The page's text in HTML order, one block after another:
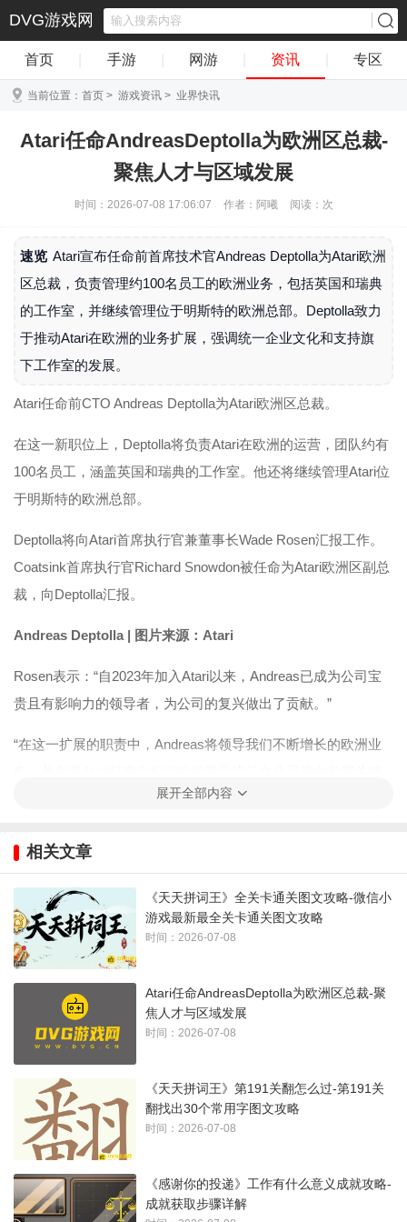
DVG游戏网
首页 手游 网游 资讯 专区
当前位置： 首页 > 游戏资讯 > 业界快讯
Atari任命AndreasDeptolla为欧洲区总裁-
聚焦人才与区域发展
时间：2026-07-08 17:06:07 作者：阿曦 阅读： 次
速览 Atari宣布任命前首席技术官Andreas Deptolla为Atari欧洲
区总裁，负责管理约100名员工的欧洲业务，包括英国和瑞典
的工作室，并继续管理位于明斯特的欧洲总部。Deptolla致力
于推动Atari在欧洲的业务扩展，强调统一企业文化和支持旗
下工作室的发展。
Atari任命前CTO Andreas Deptolla为Atari欧洲区总裁。
在这一新职位上，Deptolla将负责Atari在欧洲的运营，团队约有
100名员工，涵盖英国和瑞典的工作室。他还将继续管理Atari位
于明斯特的欧洲总部。
Deptolla将向Atari首席执行官兼董事长Wade Rosen汇报工作。
Coatsink首席执行官Richard Snowdon被任命为Atari欧洲区副总
裁，向Deptolla汇报。
Andreas Deptolla | 图片来源：Atari
Rosen表示：“自2023年加入Atari以来，Andreas已成为公司宝
贵且有影响力的领导者，为公司的复兴做出了贡献。”
“在这一扩展的职责中，Andreas将领导我们不断增长的欧洲业
Deptolla在接受
去年，Atari与Thunderful签订了520万美元的订阅协议，收购了
其82%的股份。
“对我们来说，真正重要的是如何定义统一的企业文化。大家关
擅长的领域。我们会介入财务、人力资源、法律或发行等方
面，发挥我们的专业优势。”
正在开发的项目是正确且具有世界级知识产权。我们在这方面
展开全部内容
相关文章
《天天拼词王》全关卡通关图文攻略-微信小
游戏最新最全关卡通关图文攻略
时间：2026-07-08
Atari任命AndreasDeptolla为欧洲区总裁-聚
焦人才与区域发展
时间：2026-07-08
《天天拼词王》第191关翻怎么过-第191关
翻找出30个常用字图文攻略
时间：2026-07-08
《感谢你的投递》工作有什么意义成就攻略-
成就获取步骤详解